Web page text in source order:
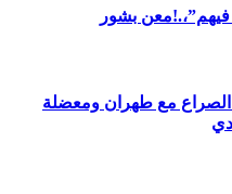
بشور
مع طهران ومعضلة